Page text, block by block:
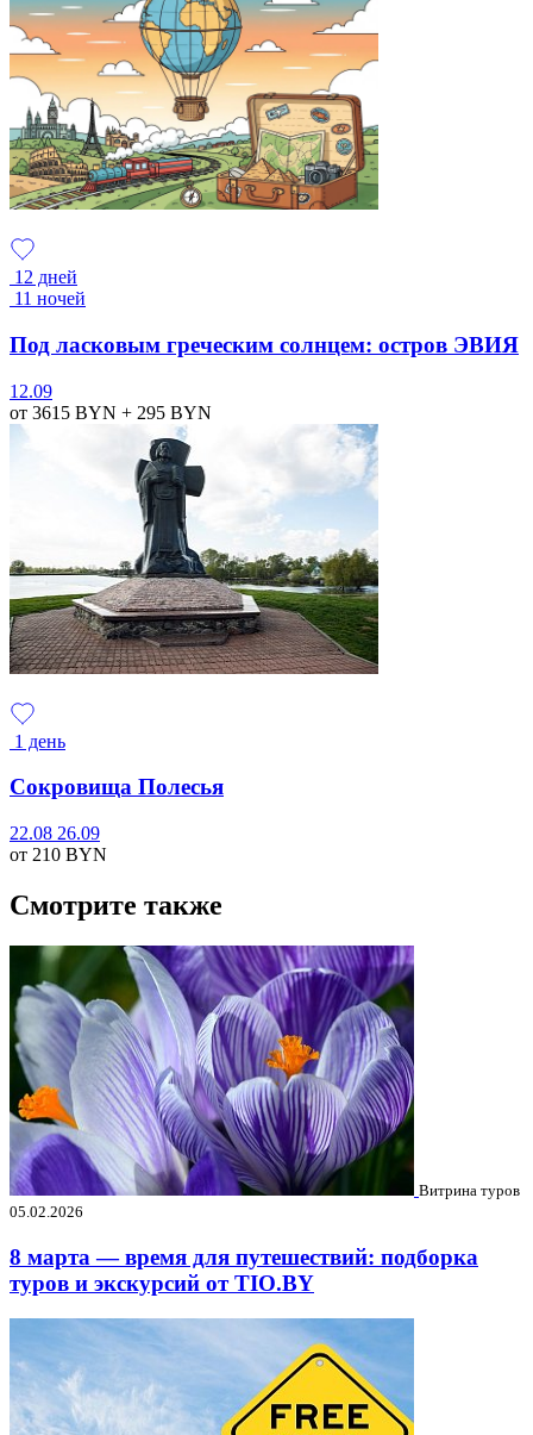
12 дней
11 ночей
Под ласковым греческим солнцем: остров ЭВИЯ
12.09
от 3615 BYN + 295 BYN
1 день
Сокровища Полесья
22.08 26.09
от 210 BYN
Смотрите также
Витрина туров
05.02.2026
8 марта — время для путешествий: подборка
туров и экскурсий от TIO.BY